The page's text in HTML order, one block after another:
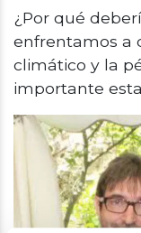
¿Por qué
enfrentamos a
climático y la
importante